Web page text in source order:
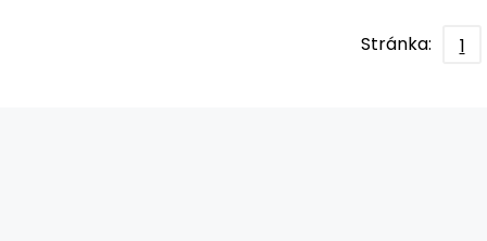
Stránka: 1